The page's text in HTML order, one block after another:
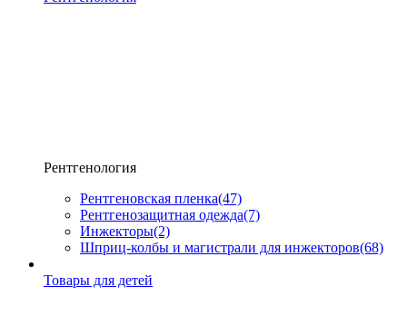
Рентгенология
Рентгеновская пленка(47)
Рентгенозащитная одежда(7)
Инжекторы(2)
Шприц-колбы и магистрали для инжекторов(68)
Товары для детей